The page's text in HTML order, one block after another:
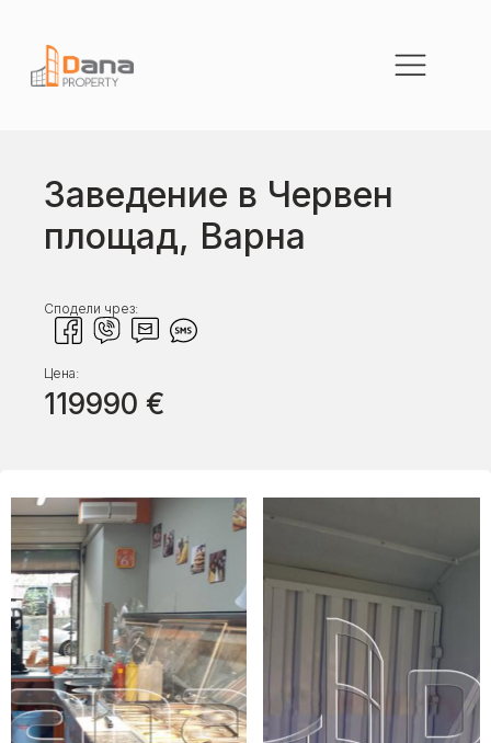
Заведение в Червен
площад, Варна
Сподели чрез:
Цена:
119990 €